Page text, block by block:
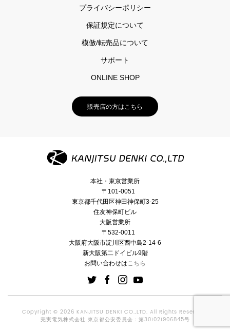
プライバシーポリシー
保証規定について
模倣/転売品について
サポート
ONLINE SHOP
販売店の方はこちら
本社・東京営業所
〒101-0051
東京都千代田区神田神保町3-25
住友神保町ビル
大阪営業所
〒532-0011
大阪府大阪市淀川区西中島2-14-6
新大阪第二ドイビル9階
お問い合わせはこちら
Copyright © 2026 KANJITSU DENKI CO.,LTD. All Rights Reserved.
完実電気株式会社 東京都公安委員会：第301021906845号